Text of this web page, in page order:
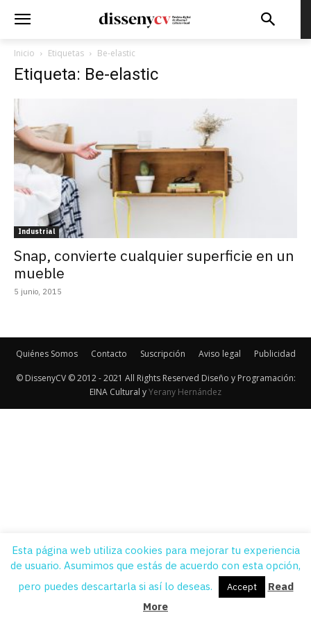
Inicio Etiquetas Be-elastic
Etiqueta: Be-elastic
Industrial
Snap, convierte cualquier superficie en un
mueble
5 junio, 2015
Quiénes Somos Contacto Suscripción Aviso legal Publicidad
© DissenyCV © 2012 - 2021 All Rights Reserved Diseño y Programación:
EINA Cultural yYerany Hernández
Esta página web utiliza cookies para mejorar tu experiencia
de usuario. Asumimos que estás de acuerdo con esta opción,
pero puedes descartarla si así lo deseas.
Accept
Read
More